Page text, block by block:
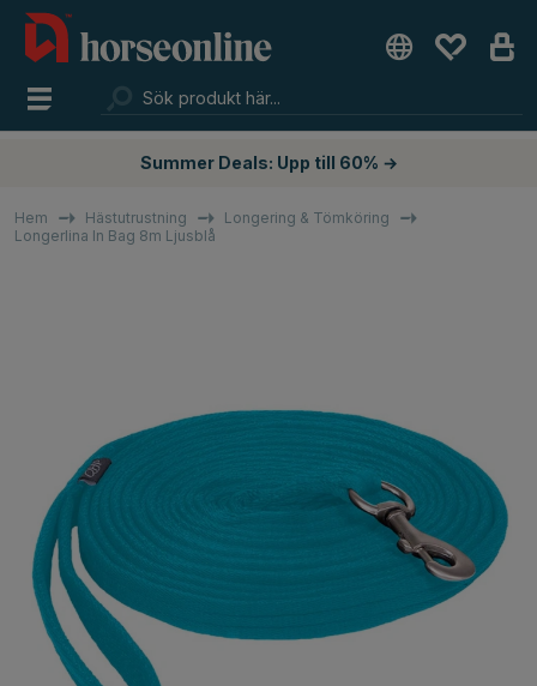
Summer Deals: Upp till 60% →
Hem Hästutrustning
Longering & Tömköring
Longerlina In Bag 8m Ljusblå